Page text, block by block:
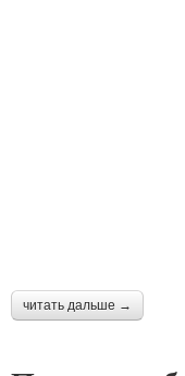
читать дальше →